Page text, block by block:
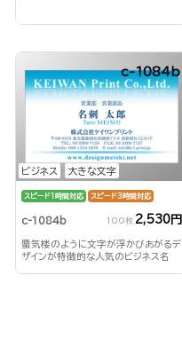
ビジネス 大きな文字
c-1084b
スピード1時間対応 スピード3時間対応
c-1084b 100枚 2,530円
蜃気楼のように文字が浮かびあがるデ
ザインが特徴的な人気のビジネス名